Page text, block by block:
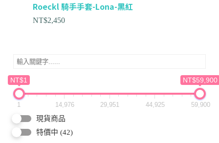
NT$1 NT$59,900
1 14,976 29,951 44,925 59,900
現貨商品
特價中 (42)
Roeckl 騎手手套-Lona-黑紅
NT$2,450